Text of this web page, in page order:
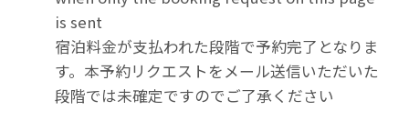
is sent
宿泊料金が支払われた段階で予約完了となりま
す。本予約リクエストをメール送信いただいた
段階では未確定ですのでご了承ください